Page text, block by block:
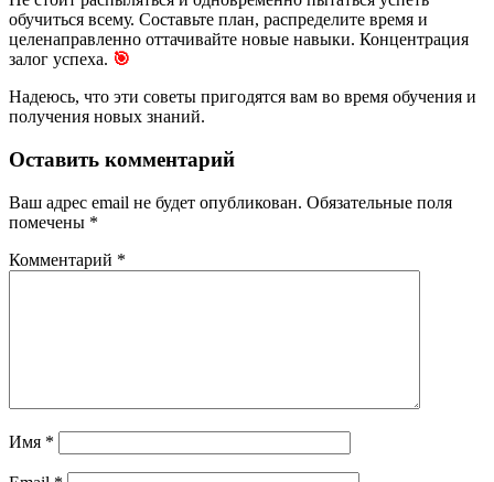
обучиться всему. Составьте план, распределите время и
целенаправленно оттачивайте новые навыки. Концентрация
залог успеха. 🎯
Надеюсь, что эти советы пригодятся вам во время обучения и
получения новых знаний.
Оставить комментарий
Ваш адрес email не будет опубликован. Обязательные поля
помечены *
Комментарий *
Имя *